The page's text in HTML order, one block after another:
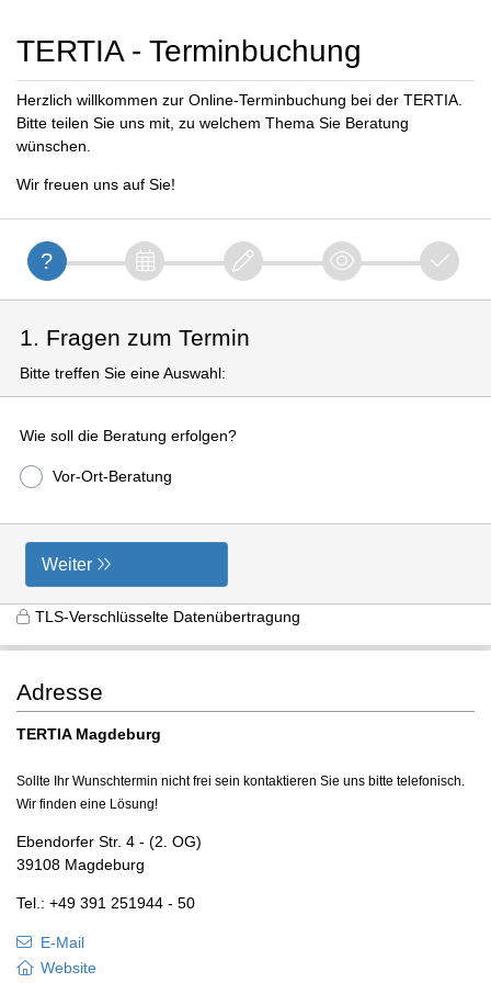
TERTIA - Terminbuchung
Herzlich willkommen zur Online-Terminbuchung bei der TERTIA.
Bitte teilen Sie uns mit, zu welchem Thema Sie Beratung
wünschen.
Wir freuen uns auf Sie!
1. Fragen zum Termin
Bitte treffen Sie eine Auswahl:
Wie soll die Beratung erfolgen?
Vor-Ort-Beratung
Weiter
TLS-Verschlüsselte Datenübertragung
Adresse
TERTIA Magdeburg
Sollte Ihr Wunschtermin nicht frei sein kontaktieren Sie uns bitte telefonisch.
Wir finden eine Lösung!
Ebendorfer Str. 4 - (2. OG)
39108 Magdeburg
Tel.: +49 391 251944 - 50
E-Mail
Website